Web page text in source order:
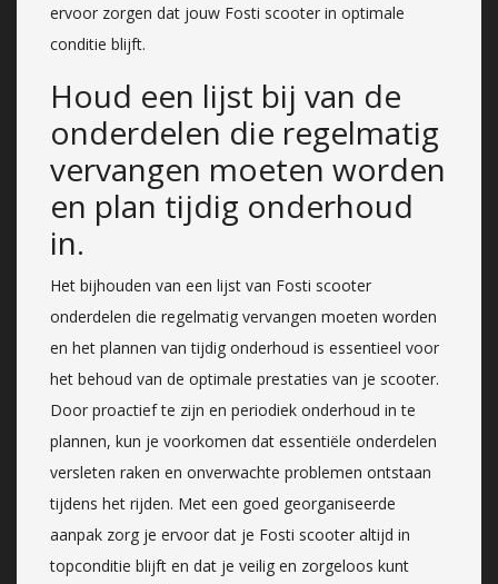
ervoor zorgen dat jouw Fosti scooter in optimale
conditie blijft.
Houd een lijst bij van de
onderdelen die regelmatig
vervangen moeten worden
en plan tijdig onderhoud
in.
Het bijhouden van een lijst van Fosti scooter
onderdelen die regelmatig vervangen moeten worden
en het plannen van tijdig onderhoud is essentieel voor
het behoud van de optimale prestaties van je scooter.
Door proactief te zijn en periodiek onderhoud in te
plannen, kun je voorkomen dat essentiële onderdelen
versleten raken en onverwachte problemen ontstaan
tijdens het rijden. Met een goed georganiseerde
aanpak zorg je ervoor dat je Fosti scooter altijd in
topconditie blijft en dat je veilig en zorgeloos kunt